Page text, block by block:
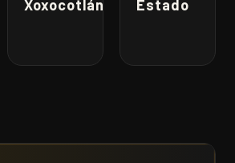
Xoxocotlán
Estado